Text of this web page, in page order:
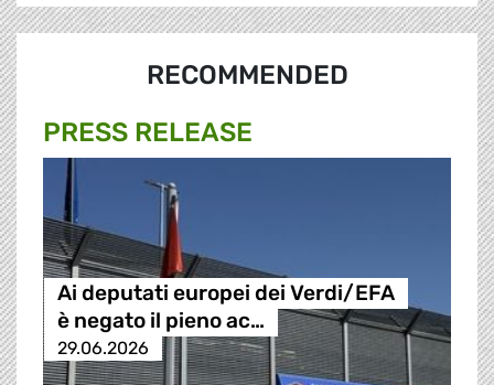
RECOMMENDED
PRESS RELEASE
Ai deputati europei dei Verdi/EFA
è negato il pieno ac…
29.06.2026